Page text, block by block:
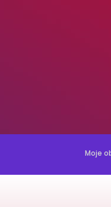
Moje